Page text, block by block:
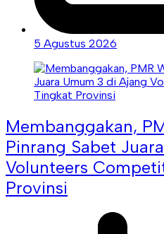
5 Agustus 2026
Membanggakan,
Pinrang Sabet
Volunteers
Provinsi